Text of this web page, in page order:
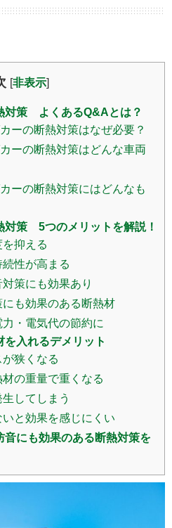
[非表示]
対策 よくあるQ&Aとは？
ーの断熱対策はなぜ必要？
ーの断熱対策はどんな車両
ーの断熱対策にはどんなも
対策 5つのメリットを解説！
を抑える
続性が高まる
策にも効果あり
にも効果のある断熱材
・電気代の節約に
入れるデメリット
が狭くなる
の重量で重くなる
してしまう
いと効果を感じにくい
音にも効果のある断熱対策を